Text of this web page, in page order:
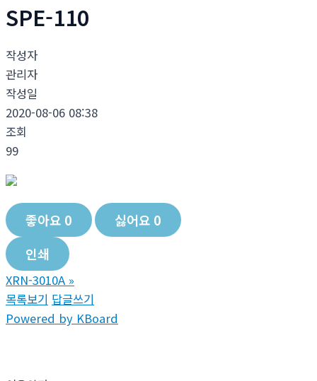
SPE-110
작성자
관리자
작성일
2020-08-06 08:38
조회
99
좋아요 0 싫어요 0
인쇄
XRN-3010A »
목록보기 답글쓰기
Powered by KBoard